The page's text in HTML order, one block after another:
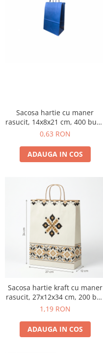
Sacosa hartie cu maner
rasucit, 14x8x21 cm, 400 buc -
ALBASTRU INCHIS
0,63 RON
ADAUGA IN COS
Sacosa hartie kraft cu maner
rasucit, 27x12x34 cm, 200 buc
- TRADITIONAL
1,19 RON
ADAUGA IN COS